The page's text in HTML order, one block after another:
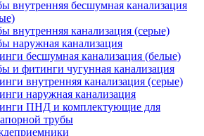
внутренняя бесшумная канализация
внутренняя канализация (серые)
наружная канализация
бесшумная канализация (белые)
и фитинги чугунная канализация
внутренняя канализация (серые)
наружная канализация
ПНД и комплектующие для
трубы